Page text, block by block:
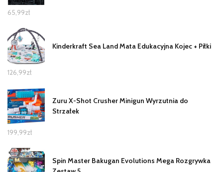
65,99zł
Kinderkraft Sea Land Mata Edukacyjna Kojec + Piłki
126,99zł
Zuru X-Shot Crusher Minigun Wyrzutnia do
Strzałek
199,99zł
Spin Master Bakugan Evolutions Mega Rozgrywka